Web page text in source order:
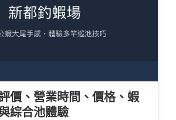
價、營業時間、價格、蝦
綜合池體驗